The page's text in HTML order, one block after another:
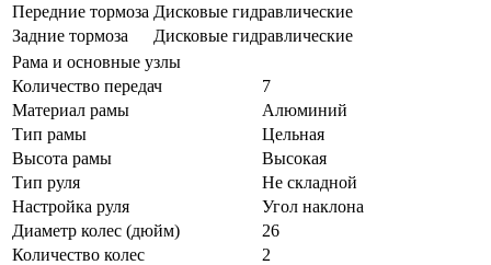
Передние тормоза Дисковые гидравлические
Задние тормоза
Дисковые гидравлические
Рама и основные узлы
Количество передач
7
Материал рамы
Алюминий
Тип рамы
Цельная
Высота рамы
Высокая
Тип руля
Не складной
Настройка руля
Угол наклона
Диаметр колес (дюйм)
26
Количество колес
2